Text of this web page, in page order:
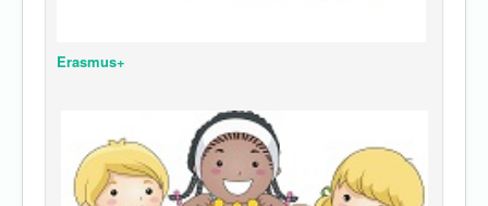
Erasmus+